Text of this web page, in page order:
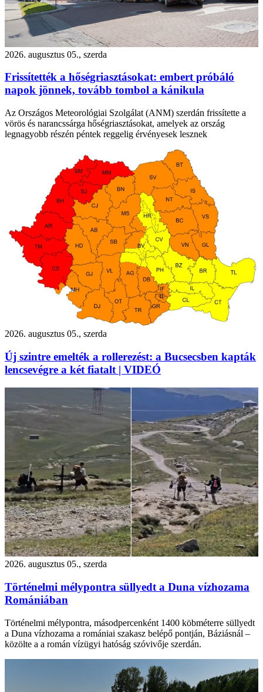
2026. augusztus 05., szerda
Frissítették a hőségriasztásokat: embert próbáló
napok jönnek, tovább tombol a kánikula
Az Országos Meteorológiai Szolgálat (ANM) szerdán frissítette a
vörös és narancssárga hőségriasztásokat, amelyek az ország
legnagyobb részén péntek reggelig érvényesek lesznek
2026. augusztus 05., szerda
Új szintre emelték a rollerezést: a Bucsecsben kapták
lencsevégre a két fiatalt | VIDEÓ
2026. augusztus 05., szerda
Történelmi mélypontra süllyedt a Duna vízhozama
Romániában
Történelmi mélypontra, másodpercenként 1400 köbméterre süllyedt
a Duna vízhozama a romániai szakasz belépő pontján, Báziásnál –
közölte a a román vízügyi hatóság szóvivője szerdán.